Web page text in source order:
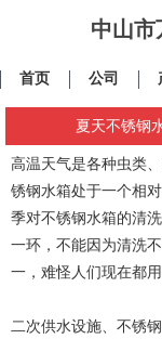
中山市
首页 公司
夏天不锈钢
高温天气是各种虫类
锈钢水箱处于一个相
季对不锈钢水箱的清
一环，不能因为清洗
一，难怪人们现在都用
二次供水设施、不锈